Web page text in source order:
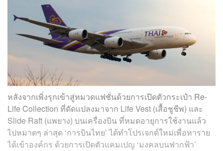
หลังจากเพิ่งรุกเข้าสู่หมวดแฟชั่นด้วยการเปิดตัวกระเป๋า Re-
Life Collection ที่ดัดแปลงมาจาก Life Vest (เสื้อชูชีพ) และ
Slide Raft (แพยาง) บนเครื่องบิน ที่หมดอายุการใช้งานแล้ว
ไปหมาดๆ ล่าสุด ‘การบินไทย’ ได้ทำโปรเจกต์ใหม่เพื่อหาราย
ได้เข้าองค์กร ด้วยการเปิดตัวแคมเปญ ‘มงคลบนฟากฟ้า’